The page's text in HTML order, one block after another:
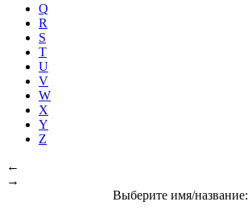
Q
R
S
T
U
V
W
X
Y
Z
←
→
Выберите имя/название: